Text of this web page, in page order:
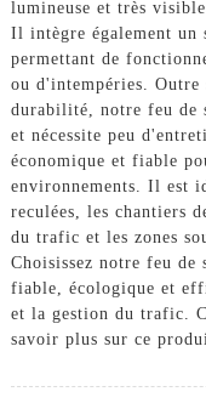
lumineuse et très
Il intègre également un
permettant de
ou d'intempéries. Outre
durabilité, notre feu de
et nécessite peu
économique et fiable
environnements. Il est
reculées, les chantiers
du trafic et les zones
Choisissez notre feu
fiable, écologique et
et la gestion du trafic.
savoir plus sur ce